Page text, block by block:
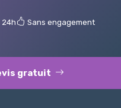
24h Sans engagement
gratuit